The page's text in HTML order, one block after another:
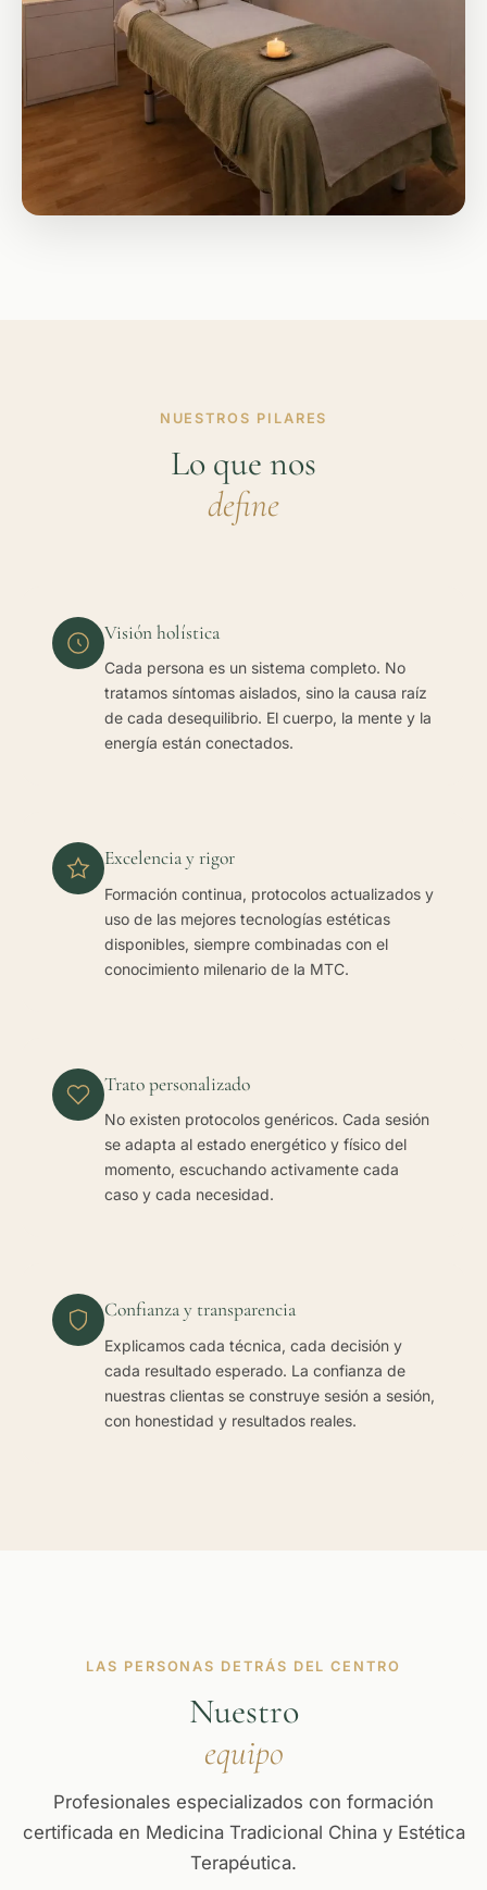
NUESTROS PILARES
Lo que nos
define
Visión holística
Cada persona es un sistema completo. No
tratamos síntomas aislados, sino la causa raíz
de cada desequilibrio. El cuerpo, la mente y la
energía están conectados.
Excelencia y rigor
Formación continua, protocolos actualizados y
uso de las mejores tecnologías estéticas
disponibles, siempre combinadas con el
conocimiento milenario de la MTC.
Trato personalizado
No existen protocolos genéricos. Cada sesión
se adapta al estado energético y físico del
momento, escuchando activamente cada
caso y cada necesidad.
Confianza y transparencia
Explicamos cada técnica, cada decisión y
cada resultado esperado. La confianza de
nuestras clientas se construye sesión a sesión,
con honestidad y resultados reales.
LAS PERSONAS DETRÁS DEL CENTRO
Nuestro
equipo
Profesionales especializados con formación
certificada en Medicina Tradicional China y Estética
Terapéutica.